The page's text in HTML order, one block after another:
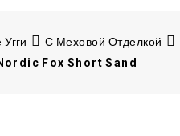
С Меховой Отделкой
Fox Short Sand